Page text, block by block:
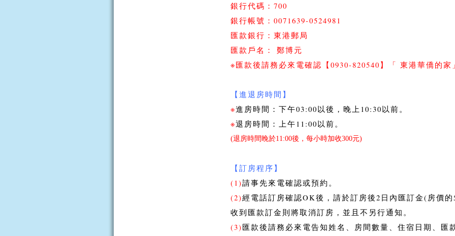
銀行代碼：700
銀行帳號：0071639-0524981
匯款銀行：東港郵局
匯款戶名： 鄭博元
※匯款後請務必來電確認 【0930-820540】「 東港華僑的家
【進退房時間】
※進房時間：下午03:00以後，晚上10:30以前。
※退房時間：上午11:00以前。
(退房時間晚於11:00後，每小時加收300元)
【訂房程序】
(1)請事先來電確認或預約。
(2)經電話訂房確認OK後，請於訂房後2日內匯訂金(房價
收到匯款訂金則將取消訂房，並且不另行通知。
(3)匯款後請務必來電告知姓名、房間數量、住宿日期、匯